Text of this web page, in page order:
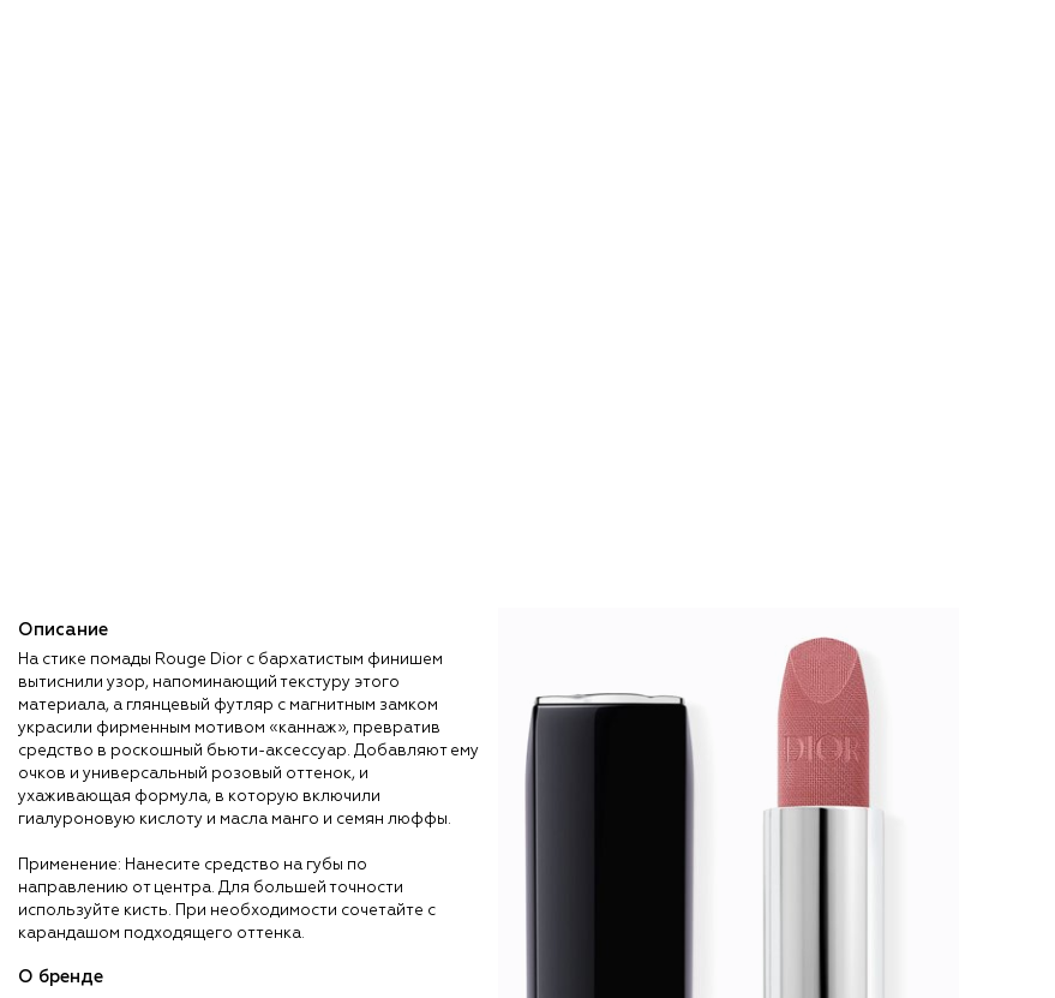
Описание
На стике помады Rouge Dior с бархатистым финишем
вытиснили узор, напоминающий текстуру этого
материала, а глянцевый футляр с магнитным замком
украсили фирменным мотивом «каннаж», превратив
средство в роскошный бьюти-аксессуар. Добавляют ему
очков и универсальный розовый оттенок, и
ухаживающая формула, в которую включили
гиалуроновую кислоту и масла манго и семян люффы.
Применение: Нанесите средство на губы по
направлению от центра. Для большей точности
используйте кисть. При необходимости сочетайте с
карандашом подходящего оттенка.
О бренде